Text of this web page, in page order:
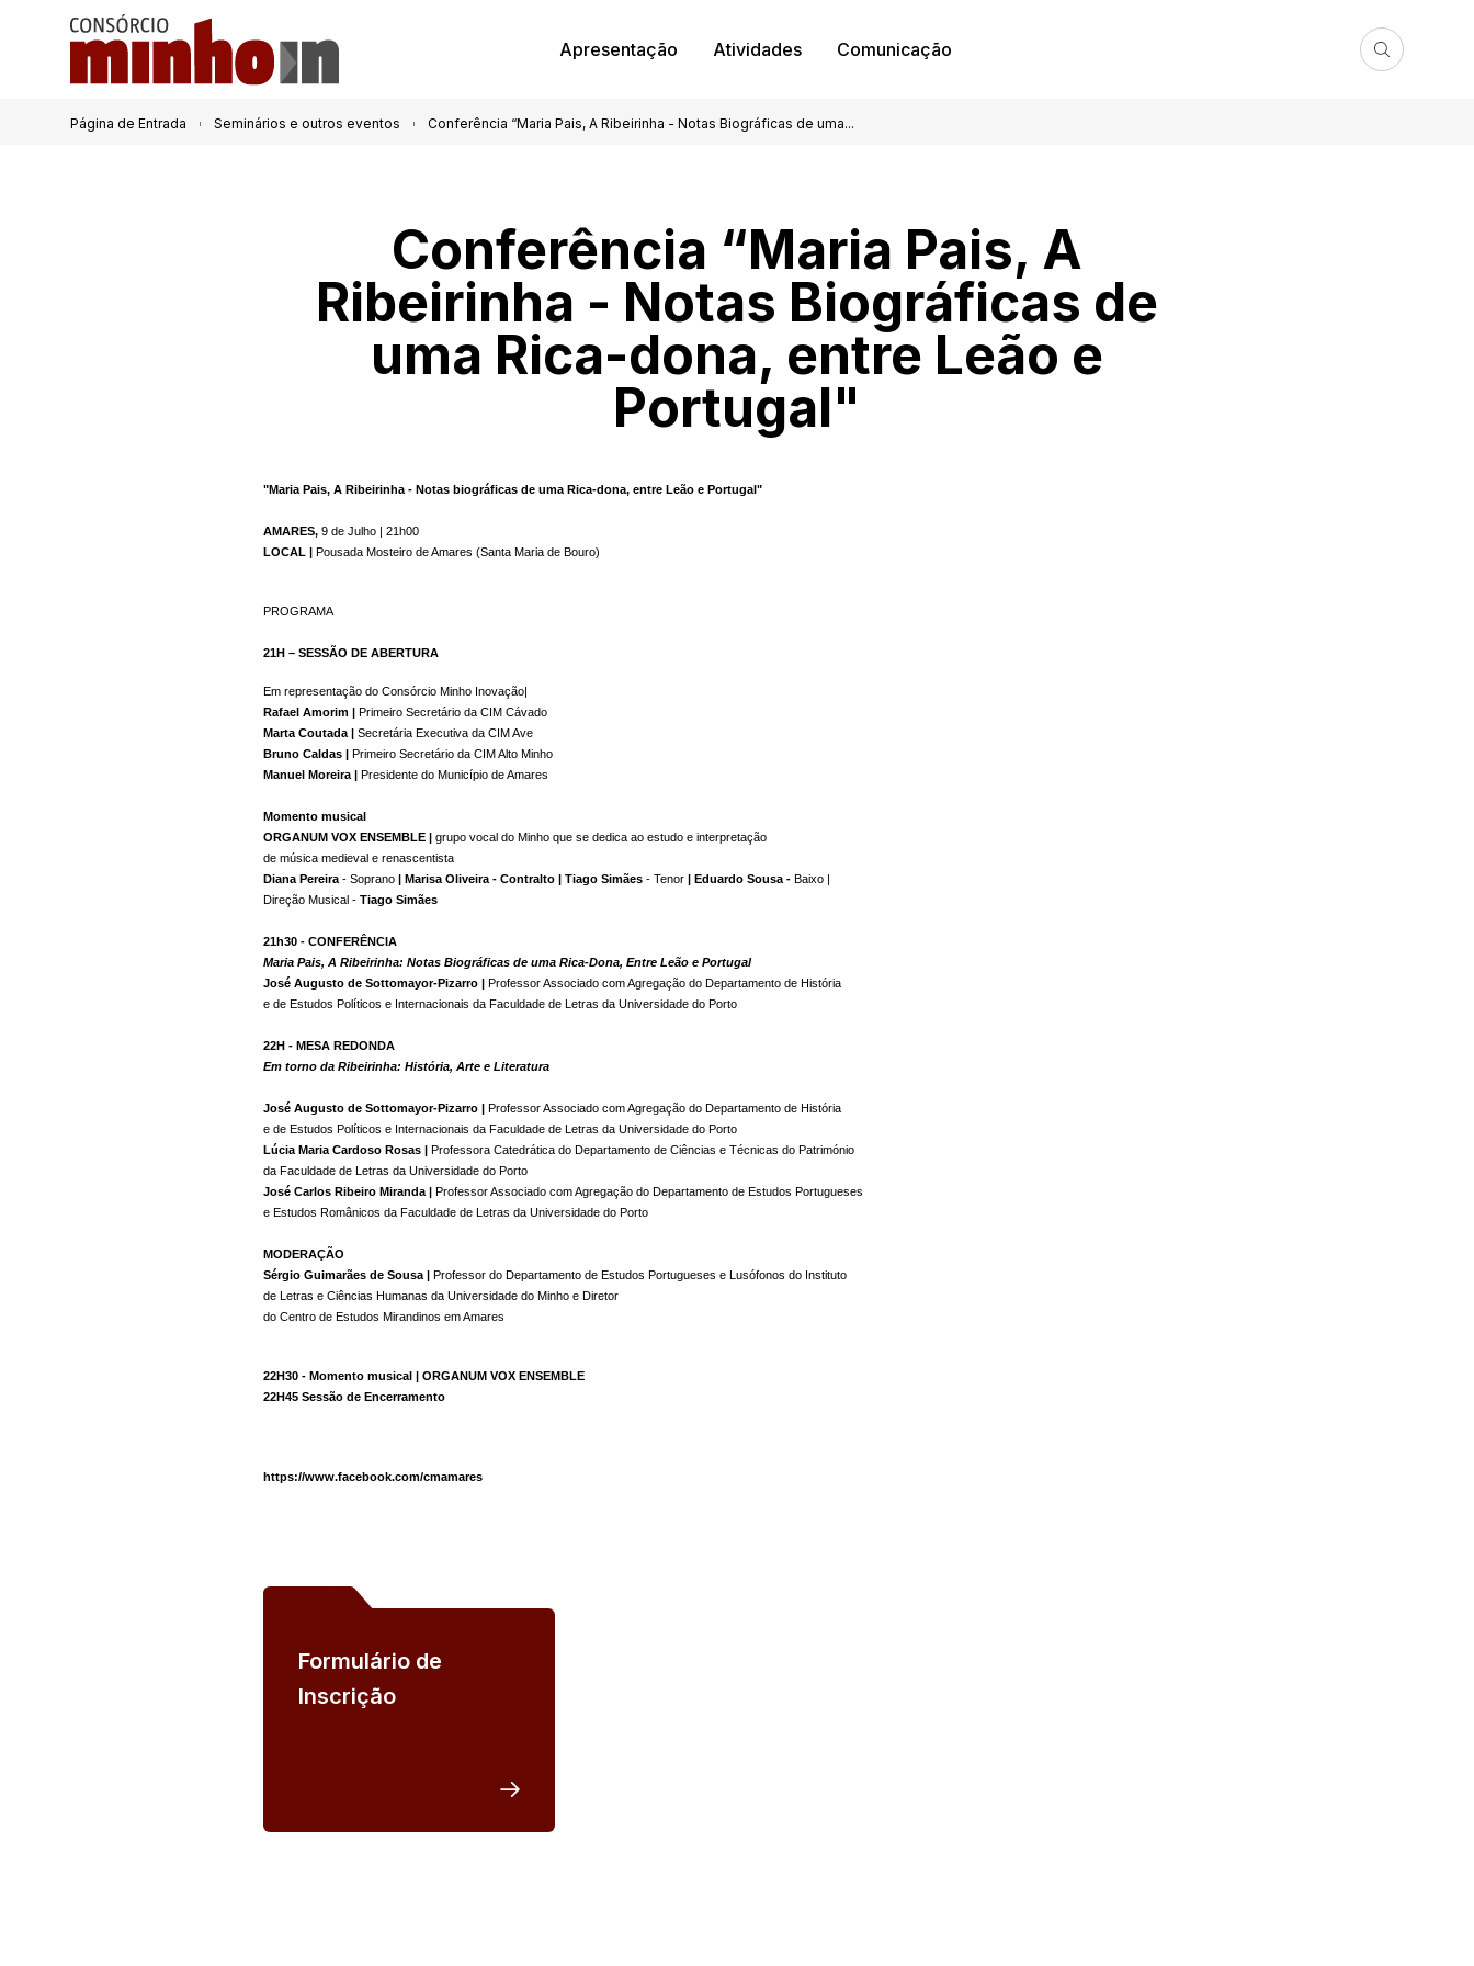
Apresentação Atividades Comunicação
Página de Entrada Seminários e outros eventos Conferência “Maria Pais, A Ribeirinha - Notas Biográficas de uma...
Conferência “Maria Pais, A
Ribeirinha - Notas Biográficas de
uma Rica-dona, entre Leão e
Portugal"
"Maria Pais, A Ribeirinha - Notas biográficas de uma Rica-dona, entre Leão e Portugal"
AMARES, 9 de Julho | 21h00
LOCAL | Pousada Mosteiro de Amares (Santa Maria de Bouro)
PROGRAMA
21H – SESSÃO DE ABERTURA
Em representação do Consórcio Minho Inovação|
Rafael Amorim | Primeiro Secretário da CIM Cávado
Marta Coutada | Secretária Executiva da CIM Ave
Bruno Caldas | Primeiro Secretário da CIM Alto Minho
Manuel Moreira | Presidente do Município de Amares
Momento musical
ORGANUM VOX ENSEMBLE | grupo vocal do Minho que se dedica ao estudo e interpretação
de música medieval e renascentista
Diana Pereira - Soprano | Marisa Oliveira - Contralto | Tiago Simães - Tenor | Eduardo Sousa - Baixo |
Direção Musical - Tiago Simães
Maria Pais, A Ribeirinha: Notas Biográficas de uma Rica-Dona, Entre Leão e Portugal
José Augusto de Sottomayor-Pizarro | Professor Associado com Agregação do Departamento de História
e de Estudos Políticos e Internacionais da Faculdade de Letras da Universidade do Porto
Em torno da Ribeirinha: História, Arte e Literatura
José Augusto de Sottomayor-Pizarro | Professor Associado com Agregação do Departamento de História
e de Estudos Políticos e Internacionais da Faculdade de Letras da Universidade do Porto
Lúcia Maria Cardoso Rosas | Professora Catedrática do Departamento de Ciências e Técnicas do Património
da Faculdade de Letras da Universidade do Porto
José Carlos Ribeiro Miranda | Professor Associado com Agregação do Departamento de Estudos Portugueses
e Estudos Românicos da Faculdade de Letras da Universidade do Porto
MODERAÇÃO
Sérgio Guimarães de Sousa | Professor do Departamento de Estudos Portugueses e Lusófonos do Instituto
de Letras e Ciências Humanas da Universidade do Minho e Diretor
do Centro de Estudos Mirandinos em Amares
22H30 - Momento musical | ORGANUM VOX ENSEMBLE
22H45 Sessão de Encerramento
https://www.facebook.com/cmamares
Formulário de
Inscrição